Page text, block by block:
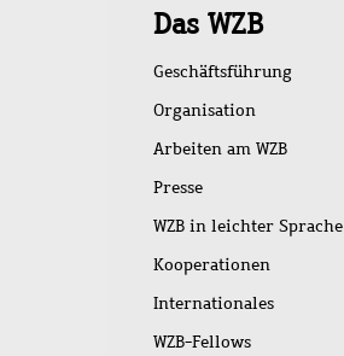
Schnellzugriff
Das WZB
Geschäftsführung
Organisation
Arbeiten am WZB
Presse
WZB in leichter Sprache
Kooperationen
Internationales
WZB-Fellows